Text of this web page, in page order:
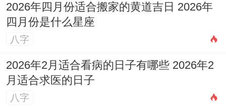
阳历：2026年11月25日星期三
农历:丙午水年十月大 十七日
【宜】嫁娶、纳采、订盟、祭祀、斋醮、开
光、安香、出火、出行、拆卸、动土、祈
福、进人口、纳财、交易、立券、移徙、安
2026年四月份适合搬家的黄道吉日 2026年
四月份是什么星座
八字
2026年2月适合看病的日子有哪些 2026年2
月适合求医的日子
八字